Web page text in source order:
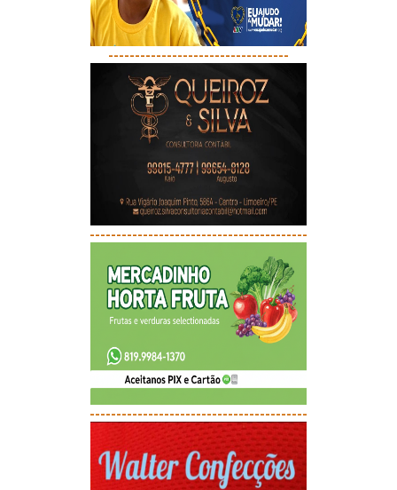
----------------------------------
-----------------------------------------
-----------------------------------------